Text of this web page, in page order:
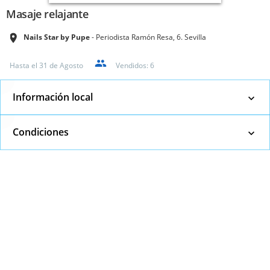
Masaje relajante
Nails Star by Pupe Periodista Ramón Resa, 6. Sevilla
Hasta el 31 de Agosto Vendidos: 6
Información local
Condiciones